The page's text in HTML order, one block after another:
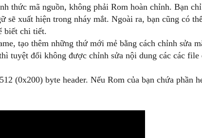
thức mã nguồn, không phải Rom hoàn chỉnh. Bạn
sẽ xuất hiện trong nháy mắt. Ngoài ra, bạn cũng có
biết chi tiết.
tạo thêm những thứ mới mẻ bằng cách chỉnh sửa
tuyệt đối không được chỉnh sửa nội dung các các file
(0x200) byte header. Nếu Rom của bạn chứa phần